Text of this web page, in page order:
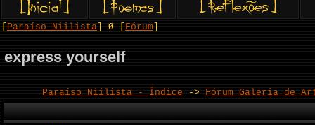
Paraíso Niilista ] Ø [ Fórum
express yourself
Paraíso Niilista - Índice -> Fórum Galeria de